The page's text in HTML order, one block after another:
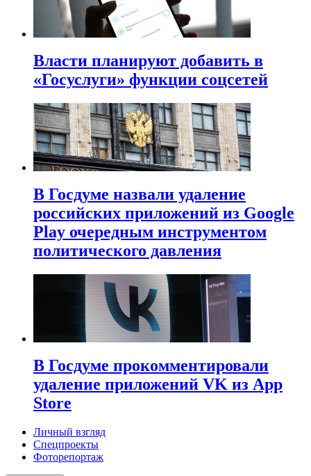
Власти планируют добавить в
«Госуслуги» функции соцсетей
В Госдуме назвали удаление
российских приложений из Google
Play очередным инструментом
политического давления
В Госдуме прокомментировали
удаление приложений VK из App
Store
Личный взгляд
Спецпроекты
Фоторепортаж